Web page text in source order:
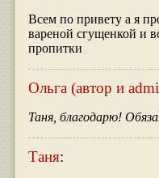
Всем по привету а я
вареной сгущенкой и
пропитки
Ольга (автор и
Таня, благодарю!
Таня: